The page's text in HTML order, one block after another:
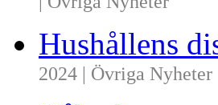
| Övriga Nyheter
Hushållens
2024 | Övriga Nyheter